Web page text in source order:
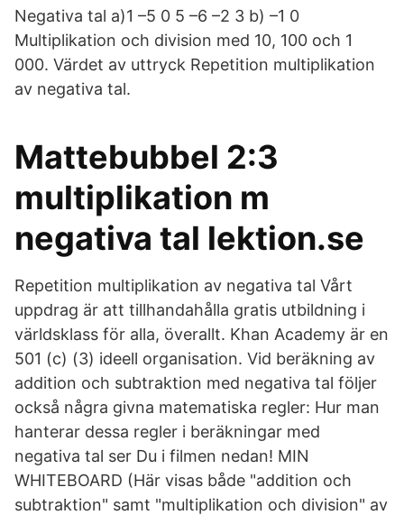
Negativa tal a)1 –5 0 5 –6 –2 3 b) –1 0
Multiplikation och division med 10, 100 och 1
000. Värdet av uttryck Repetition multiplikation
av negativa tal.
Mattebubbel 2:3
multiplikation m
negativa tal lektion.se
Repetition multiplikation av negativa tal Vårt
uppdrag är att tillhandahålla gratis utbildning i
världsklass för alla, överallt. Khan Academy är en
501 (c) (3) ideell organisation. Vid beräkning av
addition och subtraktion med negativa tal följer
också några givna matematiska regler: Hur man
hanterar dessa regler i beräkningar med
negativa tal ser Du i filmen nedan! MIN
WHITEBOARD (Här visas både "addition och
subtraktion" samt "multiplikation och division" av